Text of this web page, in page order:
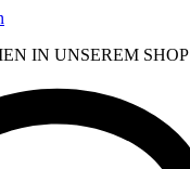
IN UNSEREM SHOP